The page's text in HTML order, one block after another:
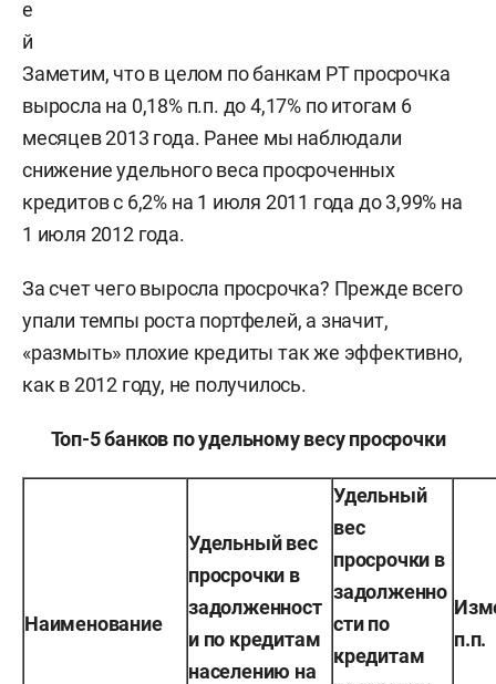
е
й
Заметим, что в целом по банкам РТ просрочка
выросла на 0,18% п.п. до 4,17% по итогам 6
месяцев 2013 года. Ранее мы наблюдали
снижение удельного веса просроченных
кредитов с 6,2% на 1 июля 2011 года до 3,99% на
1 июля 2012 года.
За счет чего выросла просрочка? Прежде всего
упали темпы роста портфелей, а значит,
«размыть» плохие кредиты так же эффективно,
как в 2012 году, не получилось.
Топ-5 банков по удельному весу просрочки
Наименование
Удельный вес
просрочки в
задолженност
и по кредитам
населению на
Удельный
вес
просрочки в
задолженно
сти по
кредитам
п.п.